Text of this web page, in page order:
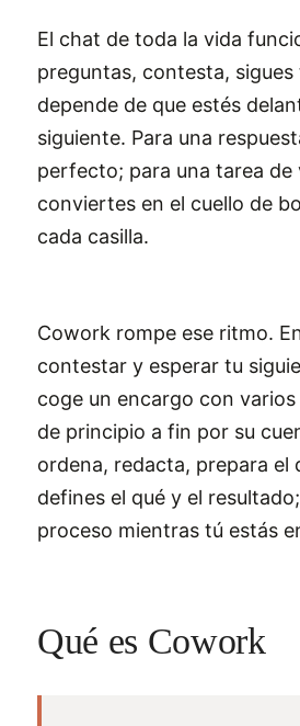
El chat de toda la vida
preguntas, contesta, sigues
depende de que estés
siguiente. Para una
perfecto; para una tarea de
conviertes en el cuello de
cada casilla.
Cowork rompe ese ritmo.
contestar y esperar tu
coge un encargo con varios
de principio a fin por su
ordena, redacta, prepara el
defines el qué y el
proceso mientras tú estás
Qué es Cowork